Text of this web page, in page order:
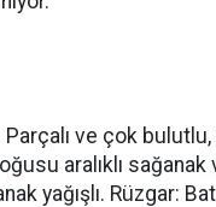
Parçalı ve çok bulutlu,
aralıklı
yağışlı. Rüzgar: